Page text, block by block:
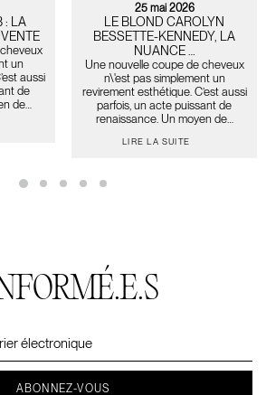
: LA
un
aussi
de
de…
25 mai 2026
LE BLOND CAROLYN
BESSETTE-KENNEDY, LA
NUANCE …
Une nouvelle coupe de cheveux
n\'est pas simplement un
revirement esthétique. C’est aussi
parfois, un acte puissant de
renaissance. Un moyen de…
LIRE LA SUITE